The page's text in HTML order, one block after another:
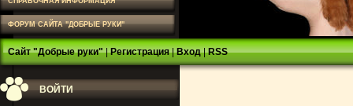
ФОРУМ САЙТА "ДОБРЫЕ РУКИ"
Сайт "Добрые руки"|Регистрация|Вход|RSS
ВОЙТИ